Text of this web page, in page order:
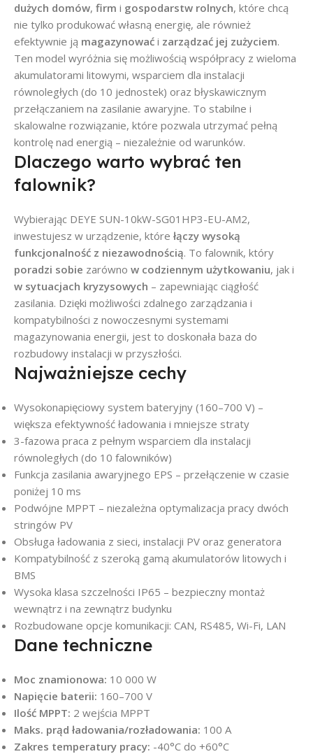
dużych domów, firm i gospodarstw rolnych, które chcą
nie tylko produkować własną energię, ale również
efektywnie ją magazynować i zarządzać jej zużyciem.
Ten model wyróżnia się możliwością współpracy z wieloma
akumulatorami litowymi, wsparciem dla instalacji
równoległych (do 10 jednostek) oraz błyskawicznym
przełączaniem na zasilanie awaryjne. To stabilne i
skalowalne rozwiązanie, które pozwala utrzymać pełną
kontrolę nad energią – niezależnie od warunków.
Dlaczego warto wybrać ten
falownik?
Wybierając DEYE SUN-10kW-SG01HP3-EU-AM2,
inwestujesz w urządzenie, które łączy wysoką
funkcjonalność z niezawodnością. To falownik, który
poradzi sobie zarówno w codziennym użytkowaniu, jak i
w sytuacjach kryzysowych – zapewniając ciągłość
zasilania. Dzięki możliwości zdalnego zarządzania i
kompatybilności z nowoczesnymi systemami
magazynowania energii, jest to doskonała baza do
rozbudowy instalacji w przyszłości.
Najważniejsze cechy
Wysokonapięciowy system bateryjny (160–700 V) –
większa efektywność ładowania i mniejsze straty
3-fazowa praca z pełnym wsparciem dla instalacji
równoległych (do 10 falowników)
Funkcja zasilania awaryjnego EPS – przełączenie w czasie
poniżej 10 ms
Podwójne MPPT – niezależna optymalizacja pracy dwóch
stringów PV
Obsługa ładowania z sieci, instalacji PV oraz generatora
Kompatybilność z szeroką gamą akumulatorów litowych i
BMS
Wysoka klasa szczelności IP65 – bezpieczny montaż
wewnątrz i na zewnątrz budynku
Rozbudowane opcje komunikacji: CAN, RS485, Wi-Fi, LAN
Dane techniczne
Moc znamionowa: 10 000 W
Napięcie baterii: 160–700 V
Ilość MPPT: 2 wejścia MPPT
Maks. prąd ładowania/rozładowania: 100 A
Zakres temperatury pracy: -40°C do +60°C